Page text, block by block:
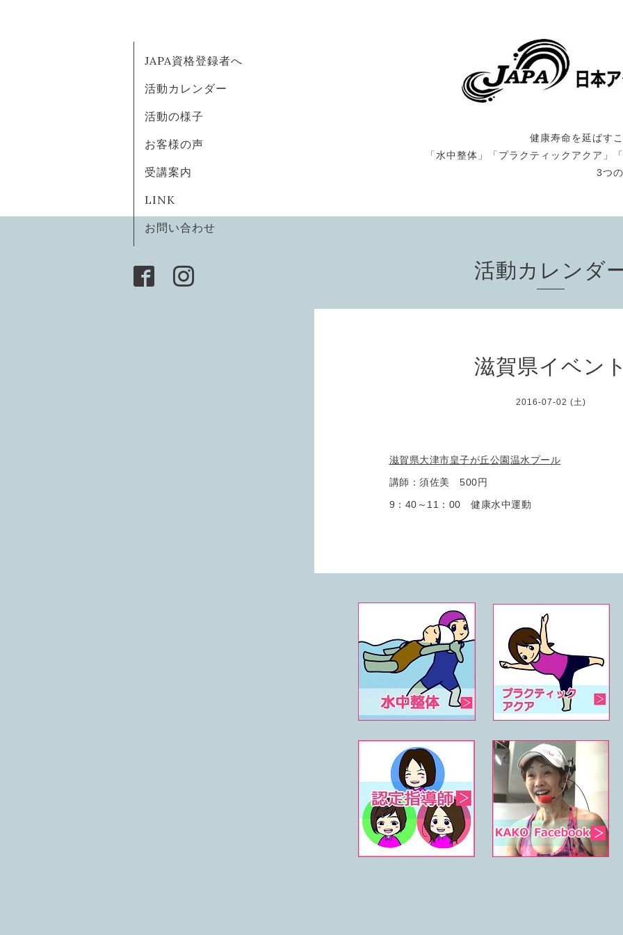
健康寿命を延ばす
「水中整体」「プラクティックアクア」
3つ
JAPA資格登録者へ
活動カレンダー
活動の様子
お客様の声
受講案内
LINK
お問い合わせ
活動カレンダ
滋賀県イベン
2016-07-02 (土)
滋賀県大津市皇子が丘公園温水プール
講師：須佐美 500円
9：40～11：00 健康水中運動